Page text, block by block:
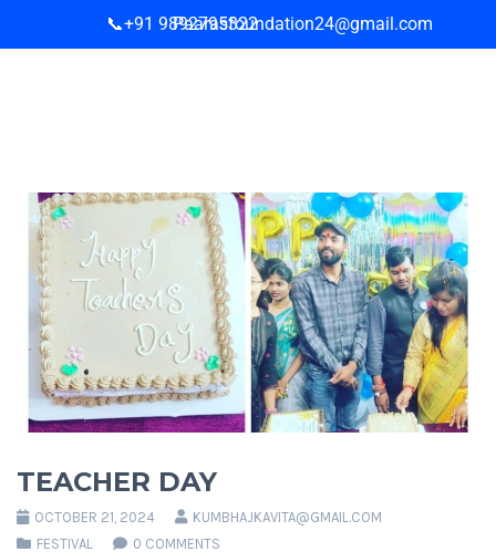
📞+91 9892795322
Paarasfoundation24@gmail.com
TEACHER DAY
OCTOBER 21, 2024
KUMBHAJKAVITA@GMAIL.COM
FESTIVAL
0 COMMENTS